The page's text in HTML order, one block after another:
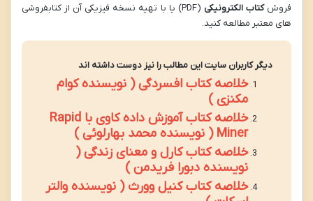
فروشکتاب الکترونیکی
(PDF) یا با تهیه نسخه فیزیکی آن از کتابفروشی
های معتبر مطالعه کنید.
دیگر کاربران سایت این مطالب را نیز دوست داشته اند
خلاصه کتاب افسردگی ( نویسنده کوام
مکنزی )
خلاصه کتاب آموزش داده کاوی با Rapid
Miner ( نویسنده محمد بهارلوئی )
خلاصه کتاب کارل و معنای زندگی (
نویسنده دبورا فریدمن )
خلاصه کتاب کنیل وورث ( نویسنده والتر